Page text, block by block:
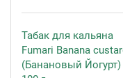
Табак для кальяна
Fumari Banana
(Банановый Йогурт)